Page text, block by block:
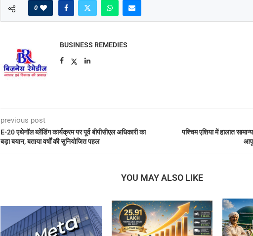
0
BUSINESS REMEDIES
previous post
E-20 एथेनॉल ब्लेंडिंग कार्यक्रम पर पूर्व बीपीसीएल अधिकारी का
बड़ा बयान, बताया वर्षों की सुनियोजित पहल
पश्चिम एशिया में हालात
YOU MAY ALSO LIKE